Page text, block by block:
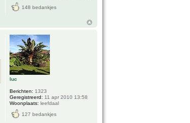
148 bedankjes
luc
Berichten: 1323
Geregistreerd: 11 apr 2010 13:58
Woonplaats: leefdaal
127 bedankjes